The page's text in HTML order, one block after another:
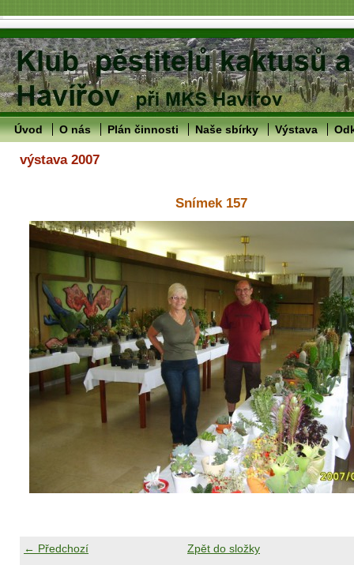
Úvod O nás Plán činnosti Naše sbírky Výstava
výstava 2007
Snímek 157
← Předchozí
Zpět do složky